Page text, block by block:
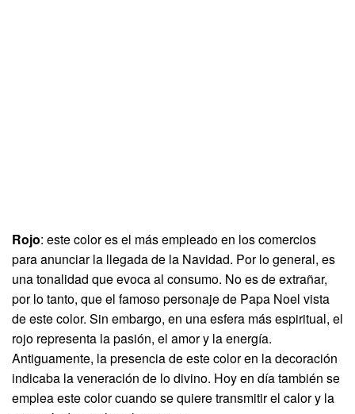
Rojo: este color es el más empleado en los comercios
para anunciar la llegada de la Navidad. Por lo general, es
una tonalidad que evoca al consumo. No es de extrañar,
por lo tanto, que el famoso personaje de Papa Noel vista
de este color. Sin embargo, en una esfera más espiritual, el
rojo representa la pasión, el amor y la energía.
Antiguamente, la presencia de este color en la decoración
indicaba la veneración de lo divino. Hoy en día también se
emplea este color cuando se quiere transmitir el calor y la